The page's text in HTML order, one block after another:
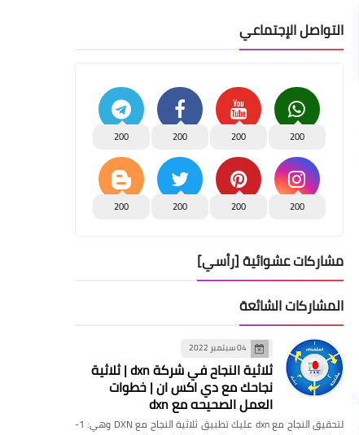
التواصل الإجتماعي
200
200
200
200
200
200
200
200
مشاركات عشوائية [رأسي]
المشاركات الشائعة
04 سبتمبر 2022
ثلاثية النجاح في شركة dxn | ثلاثية
نجاحك مع دي اكس ان | خطوات
العمل الصحيحه مع dxn
لتحقيق النجاح مع dxn عليك تطبيق ثلاثية النجاح مع DXN وهي: 1-